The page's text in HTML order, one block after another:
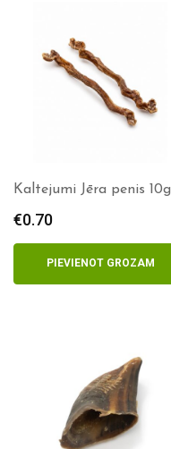
Kaltejumi Jēra penis 10g
€0.70
PIEVIENOT GROZAM